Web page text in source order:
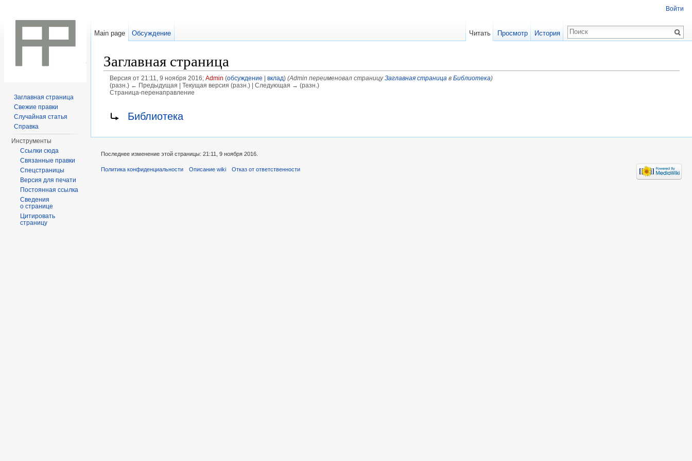
Заглавная страница
Версия от 21:11, 9 ноября 2016; Admin (обсуждение вклад) (Admin переименовал страницуЗаглавная страница в Библиотека)
(разн.) ← Предыдущая | Текущая версия (разн.) | Следующая → (разн.)
Страница-перенаправление
Перенаправление на:
Библиотека
Войти
Main page Обсуждение Читать Просмотр История
Заглавная страница
Свежие правки
Случайная статья
Справка
Инструменты
Ссылки сюда
Связанные правки
Спецстраницы
Версия для печати
Постоянная ссылка
Сведения
о странице
Цитировать
страницу
Последнее изменение этой страницы: 21:11, 9 ноября 2016.
Политика конфиденциальности Описание wiki Отказ от ответственности